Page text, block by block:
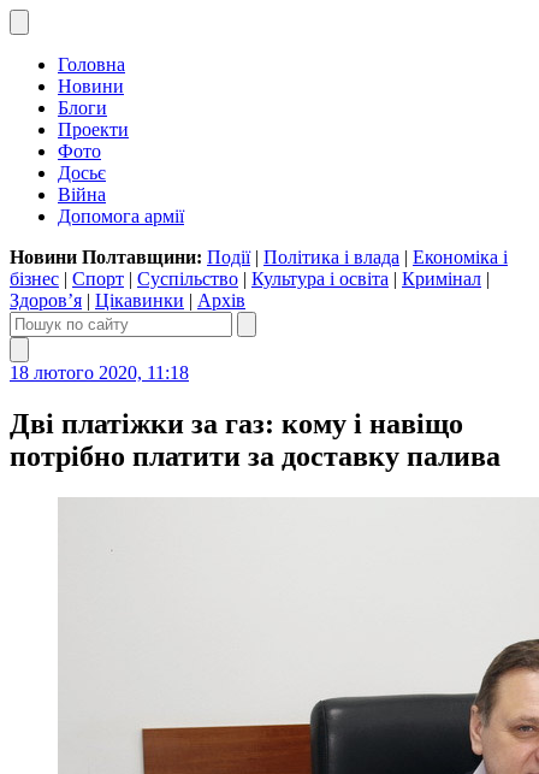
Головна
Новини
Блоги
Проекти
Фото
Досьє
Війна
Допомога армії
Новини Полтавщини: Події| Політика і влада | Економіка і
бізнес | Спорт | Суспільство | Культура і освіта | Кримінал |
Здоров’я | Цікавинки | Архів
18 лютого 2020, 11:18
Дві платіжки за газ: кому і навіщо
потрібно платити за доставку палива